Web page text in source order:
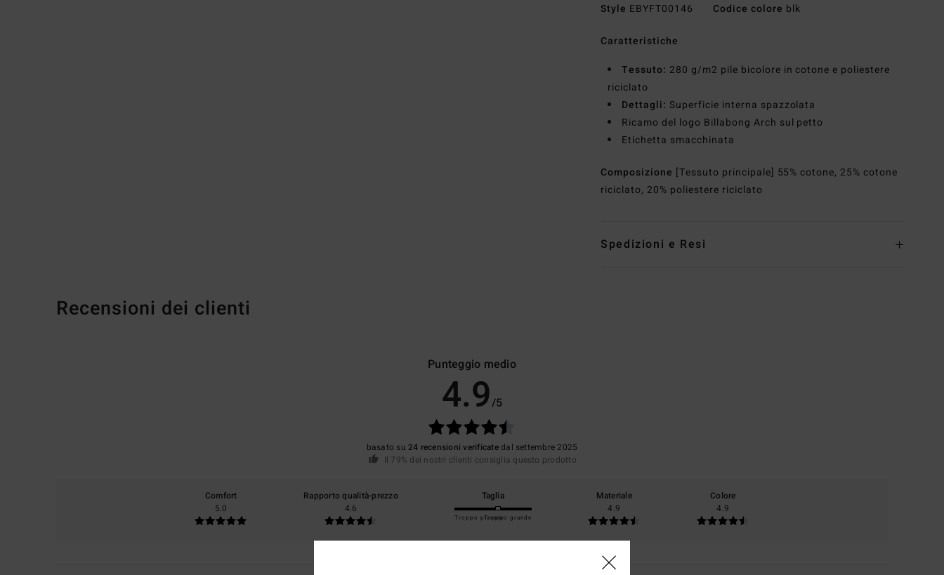
Style EBYFT00146 Codice colore blk
Caratteristiche
Tessuto: 280 g/m2 pile bicolore in cotone e poliestere
riciclato
Dettagli: Superficie interna spazzolata
Ricamo del logo Billabong Arch sul petto
Etichetta smacchinata
Composizione [Tessuto principale] 55% cotone, 25% cotone
riciclato, 20% poliestere riciclato
Spedizioni e Resi
Recensioni dei clienti
Punteggio medio
4.9/5
basato su24 recensioni verificatedal settembre 2025
Il 79% dei nostri clienti consiglia questo prodotto
Comfort
5.0
Rapporto qualità-prezzo
4.6
Taglia
Troppo piccoloTroppo grande
Materiale
4.9
Colore
4.9